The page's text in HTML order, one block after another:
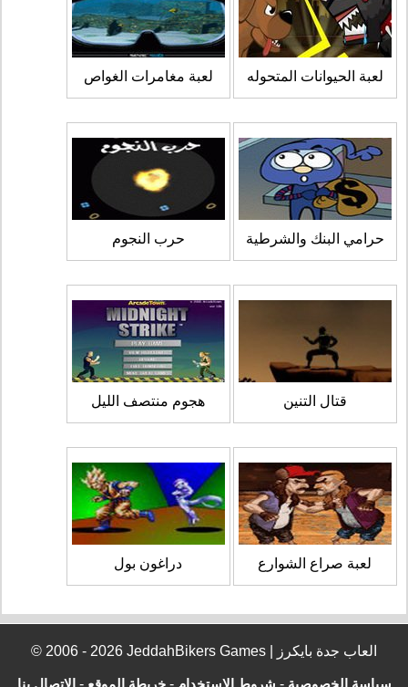
لعبة الحيوانات المتحوله لعبة مغامرات الغواص
حرامي البنك والشرطية حرب النجوم
قتال التنين هجوم منتصف الليل
لعبة صراع الشوارع دراغون بول
© 2006 - 2026 JeddahBikers Games | العاب جدة بايكرز
سياسة الخصوصية - شروط الإستخدام -خريطة الموقع - الإتصال بنا